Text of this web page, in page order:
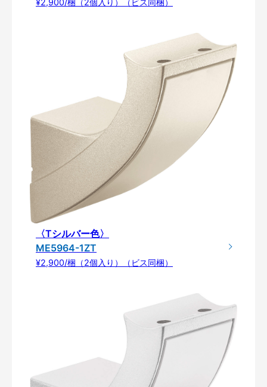
¥2,900/梱（2個入り）（ビス同梱）
〈Tシルバー色〉
ME5964-1ZT
¥2,900/梱（2個入り）（ビス同梱）